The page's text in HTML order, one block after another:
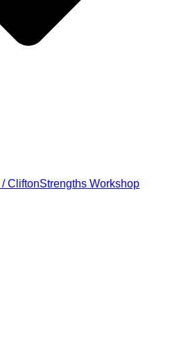
CliftonStrengths Workshop